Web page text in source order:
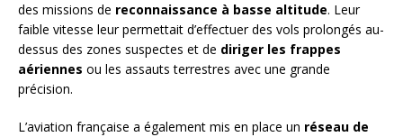
des missions de reconnaissance à basse altitude. Leur
faible vitesse leur permettait d’effectuer des vols prolongés au-
dessus des zones suspectes et de diriger les frappes
aériennes ou les assauts terrestres avec une grande
précision.
L’aviation française a également mis en place un réseau de